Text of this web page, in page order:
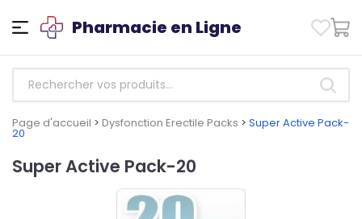
Pharmacie en Ligne
Page d'accueil > Dysfonction Erectile Packs > Super Active Pack-
20
Super Active Pack-20